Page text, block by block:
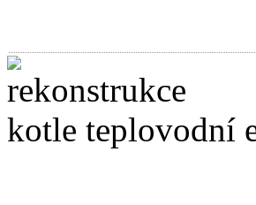
kotle teplovodní